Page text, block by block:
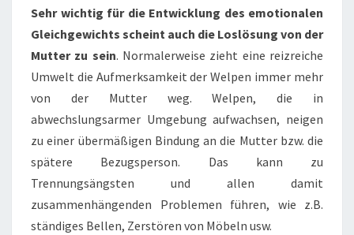
Sehr wichtig für die Entwicklung des emotionalen
Gleichgewichts scheint auch die Loslösung von der
Mutter zu sein. Normalerweise zieht eine reizreiche
Umwelt die Aufmerksamkeit der Welpen immer mehr
von der Mutter weg. Welpen, die in
abwechslungsarmer Umgebung aufwachsen, neigen
zu einer übermäßigen Bindung an die Mutter bzw. die
spätere Bezugsperson. Das kann zu
Trennungsängsten und allen damit
zusammenhängenden Problemen führen, wie z.B.
ständiges Bellen, Zerstören von Möbeln usw.